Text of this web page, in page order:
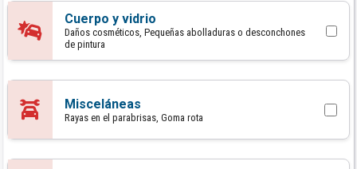
Cuerpo y vidrio
Daños cosméticos, Pequeñas abolladuras o desconchones
de pintura
Misceláneas
Rayas en el parabrisas, Goma rota